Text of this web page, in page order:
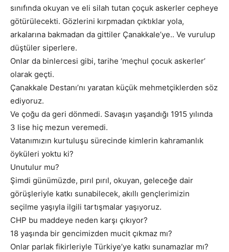
sınıfında okuyan ve eli silah tutan çoçuk askerler cepheye
götürülecekti. Gözlerini kırpmadan çıktıklar yola,
arkalarına bakmadan da gittiler Çanakkale’ye.. Ve vurulup
düştüler siperlere.
Onlar da binlercesi gibi, tarihe ‘meçhul çocuk askerler’
olarak geçti.
Çanakkale Destanı’nı yaratan küçük mehmetçiklerden söz
ediyoruz.
Ve çoğu da geri dönmedi. Savaşın yaşandığı 1915 yılında
3 lise hiç mezun veremedi.
Vatanımızın kurtuluşu sürecinde kimlerin kahramanlık
öyküleri yoktu ki?
Unutulur mu?
Şimdi günümüzde, pırıl pırıl, okuyan, geleceğe dair
görüşleriyle katkı sunabilecek, akıllı gençlerimizin
seçilme yaşıyla ilgili tartışmalar yaşıyoruz.
CHP bu maddeye neden karşı çıkıyor?
18 yaşında bir gencimizden mucit çıkmaz mı?
Onlar parlak fikirleriyle Türkiye’ye katkı sunamazlar mı?